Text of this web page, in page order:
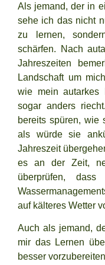
Als jemand, der in
sehe ich das nicht
zu lernen,
schärfen. Nach
Jahreszeiten
Landschaft um
wie mein autarkes
sogar anders
bereits spüren, wie
als würde sie
Jahreszeit
es an der Zeit,
überprüfen,
auf kälteres Wetter
Auch als jemand,
mir das Lernen
besser